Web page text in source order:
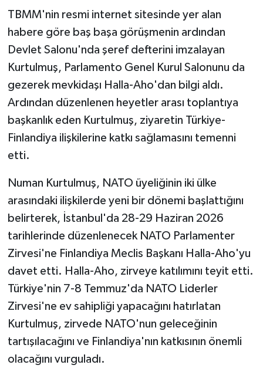
TBMM'nin resmi internet sitesinde yer alan
habere göre baş başa görüşmenin ardından
Devlet Salonu'nda şeref defterini imzalayan
Kurtulmuş, Parlamento Genel Kurul Salonunu da
gezerek mevkidaşı Halla-Aho'dan bilgi aldı.
Ardından düzenlenen heyetler arası toplantıya
başkanlık eden Kurtulmuş, ziyaretin Türkiye-
Finlandiya ilişkilerine katkı sağlamasını temenni
etti.
Numan Kurtulmuş, NATO üyeliğinin iki ülke
arasındaki ilişkilerde yeni bir dönemi başlattığını
belirterek, İstanbul'da 28-29 Haziran 2026
tarihlerinde düzenlenecek NATO Parlamenter
Zirvesi'ne Finlandiya Meclis Başkanı Halla-Aho'yu
davet etti. Halla-Aho, zirveye katılımını teyit etti.
Türkiye'nin 7-8 Temmuz'da NATO Liderler
Zirvesi'ne ev sahipliği yapacağını hatırlatan
Kurtulmuş, zirvede NATO'nun geleceğinin
tartışılacağını ve Finlandiya'nın katkısının önemli
olacağını vurguladı.